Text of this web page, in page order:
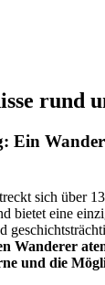
rund
Ein
sich über
bietet eine
Wanderer
und die